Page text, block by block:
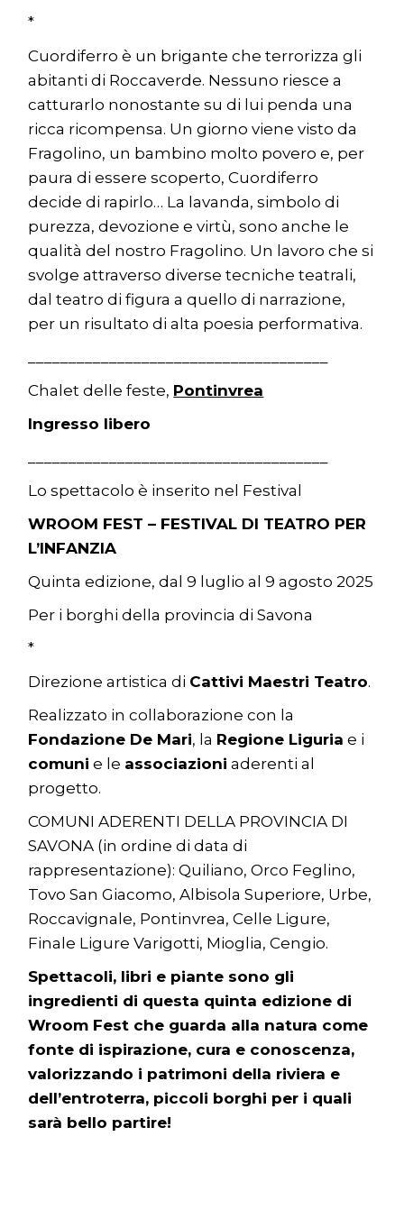
*
Cuordiferro è un brigante che terrorizza gli
abitanti di Roccaverde. Nessuno riesce a
catturarlo nonostante su di lui penda una
ricca ricompensa. Un giorno viene visto da
Fragolino, un bambino molto povero e, per
paura di essere scoperto, Cuordiferro
decide di rapirlo… La lavanda, simbolo di
purezza, devozione e virtù, sono anche le
qualità del nostro Fragolino. Un lavoro che si
svolge attraverso diverse tecniche teatrali,
dal teatro di figura a quello di narrazione,
per un risultato di alta poesia performativa.
Chalet delle feste, Pontinvrea
Ingresso libero
Lo spettacolo è inserito nel Festival
WROOM FEST – FESTIVAL DI TEATRO PER
L’INFANZIA
Quinta edizione, dal 9 luglio al 9 agosto 2025
Per i borghi della provincia di Savona
*
Direzione artistica di Cattivi Maestri Teatro.
Realizzato in collaborazione con la
Fondazione De Mari, la Regione Liguria e i
comuni e le associazioni aderenti al
progetto.
COMUNI ADERENTI DELLA PROVINCIA DI
SAVONA (in ordine di data di
rappresentazione): Quiliano, Orco Feglino,
Tovo San Giacomo, Albisola Superiore, Urbe,
Roccavignale, Pontinvrea, Celle Ligure,
Finale Ligure Varigotti, Mioglia, Cengio.
Spettacoli, libri e piante sono gli
ingredienti di questa quinta edizione di
Wroom Fest che guarda alla natura come
fonte di ispirazione, cura e conoscenza,
valorizzando i patrimoni della riviera e
dell’entroterra, piccoli borghi per i quali
sarà bello partire!